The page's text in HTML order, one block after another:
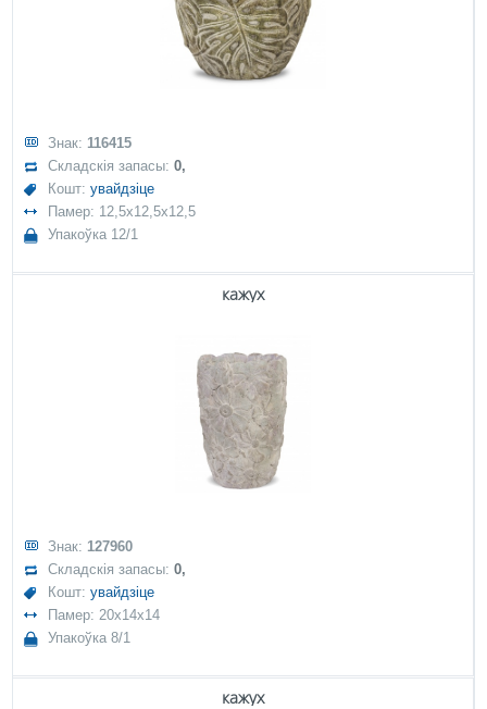
Знак: 116415
Складскія запасы:0,
Кошт:увайдзіце
Памер: 12,5x12,5x12,5
Упакоўка 12/1
кажух
Знак: 127960
Складскія запасы:0,
Кошт:увайдзіце
Памер: 20x14x14
Упакоўка 8/1
кажух